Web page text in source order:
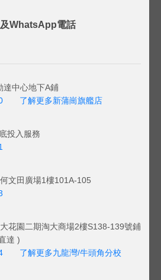
WhatsApp電話
達中心地下A鋪
了解更多新蒲崗旗艦店
投入服務
文田廣場1樓101A-105
花園二期淘大商場2樓S138-139號鋪
達 )
了解更多九龍灣/牛頭角分校